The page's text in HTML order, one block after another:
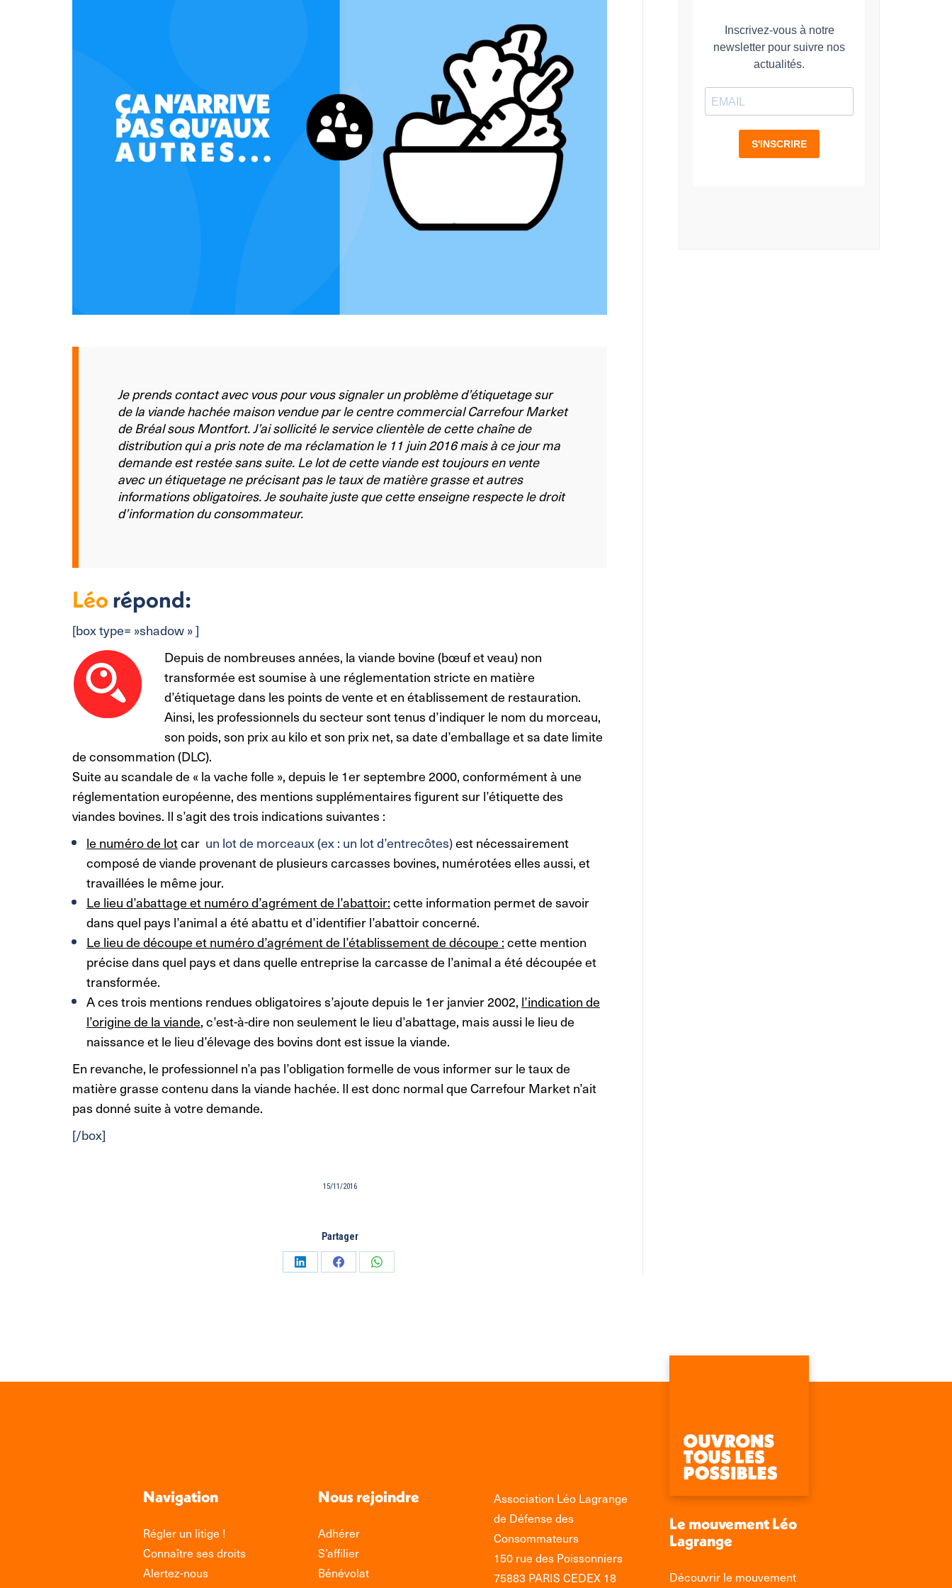
Je prends contact avec vous pour vous signaler un problème d’étiquetage sur
de la viande hachée maison vendue par le centre commercial Carrefour Market
de Bréal sous Montfort. J’ai sollicité le service clientèle de cette chaîne de
distribution qui a pris note de ma réclamation le 11 juin 2016 mais à ce jour ma
demande est restée sans suite. Le lot de cette viande est toujours en vente
avec un étiquetage ne précisant pas le taux de matière grasse et autres
informations obligatoires. Je souhaite juste que cette enseigne respecte le droit
d’information du consommateur.
Léo répond:
[box type= »shadow » ]
Depuis de nombreuses années, la viande bovine (bœuf et veau) non
transforméeest soumise à une réglementation stricte en matière
d’étiquetage dans les points de vente et en établissement de restauration.
Ainsi, les professionnels du secteur sont tenus d’indiquer le nom du morceau,
son poids, son prix au kilo et son prix net, sa date d’emballage et sa date limite
de consommation (DLC).
Suite au scandale de « la vache folle », depuis le 1er septembre 2000, conformément à une
réglementation européenne, des mentions supplémentaires figurent sur l’étiquette des
viandes bovines. Il s’agit des trois indications suivantes :
le numéro de lotcar un lot de morceaux (ex : un lot d’entrecôtes)est nécessairement
composé de viande provenant de plusieurs carcasses bovines, numérotées elles aussi, et
travaillées le même jour.
Le lieu d’abattage et numéro d’agrément de l’abattoir:cette information permet de savoir
dans quel pays l’animal a été abattu et d’identifier l’abattoir concerné.
Le lieu de découpe et numéro d’agrément de l’établissement de découpe :cette mention
précise dans quel pays et dans quelle entreprise la carcasse de l’animal a été découpée et
transformée.
A ces trois mentions rendues obligatoires s’ajoute depuis le 1er janvier 2002, l’indication de
l’origine de la viande, c’est-à-dire non seulement le lieu d’abattage, mais aussi le lieu de
naissance et le lieu d’élevage des bovins dont est issue la viande.
En revanche, le professionnel n’a pas l’obligation formelle de vous informer sur le taux de
matière grasse contenu dans la viande hachée. Il est donc normal que Carrefour Market n’ait
pas donné suite à votre demande.
[/box]
15/11/2016
Partager
PartagerPartagerPartager
Navigation
Régler un litige !
Connaître ses droits
Alertez-nous
Nous rejoindre
Adhérer
S’affilier
Bénévolat
Association Léo Lagrange
de Défense des
Consommateurs
150 rue des Poissonniers
75883 PARIS CEDEX 18
Le mouvement Léo
Lagrange
Découvrir le mouvement